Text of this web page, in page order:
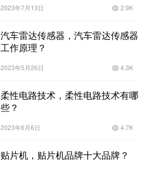
2023年7月13日 2.9K
汽车雷达传感器，汽车雷达传感器
工作原理？
2023年5月26日 4.3K
柔性电路技术，柔性电路技术有哪
些？
2023年6月6日 4.7K
贴片机，贴片机品牌十大品牌？